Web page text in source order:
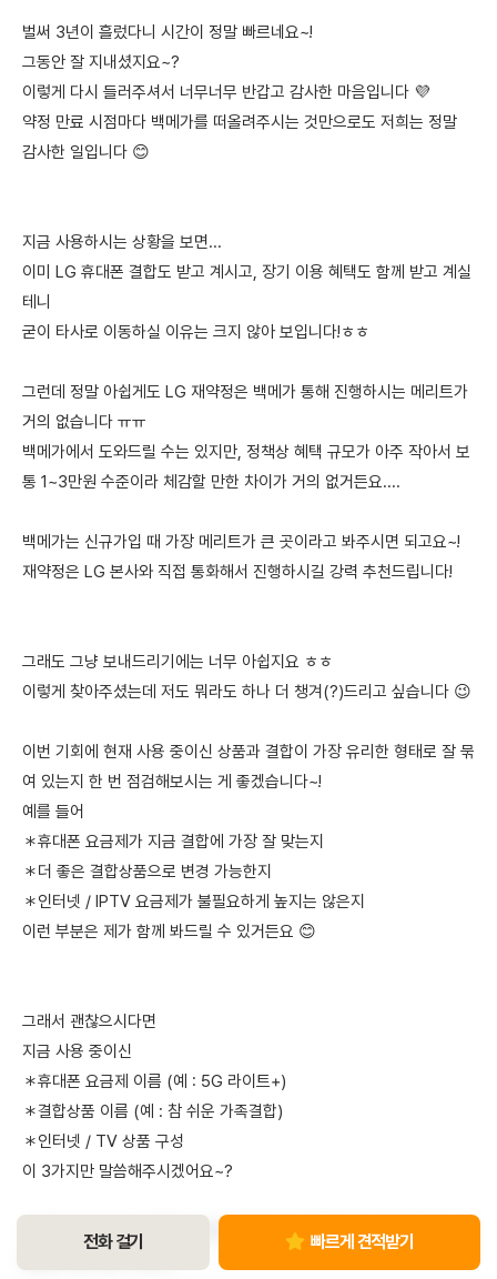
벌써 3년이 흘렀다니 시간이 정말 빠르네요~!
그동안 잘 지내셨지요~?
이렇게 다시 들러주셔서 너무너무 반갑고 감사한 마음입니다 💜
약정 만료 시점마다 백메가를 떠올려주시는 것만으로도 저희는 정말
감사한 일입니다 😊
지금 사용하시는 상황을 보면...
이미 LG 휴대폰 결합도 받고 계시고, 장기 이용 혜택도 함께 받고 계실
테니
굳이 타사로 이동하실 이유는 크지 않아 보입니다!ㅎㅎ
그런데 정말 아쉽게도 LG 재약정은 백메가 통해 진행하시는 메리트가
거의 없습니다 ㅠㅠ
백메가에서 도와드릴 수는 있지만, 정책상 혜택 규모가 아주 작아서 보
통 1~3만원 수준이라 체감할 만한 차이가 거의 없거든요....
백메가는 신규가입 때 가장 메리트가 큰 곳이라고 봐주시면 되고요~!
재약정은 LG 본사와 직접 통화해서 진행하시길 강력 추천드립니다!
그래도 그냥 보내드리기에는 너무 아쉽지요 ㅎㅎ
이렇게 찾아주셨는데 저도 뭐라도 하나 더 챙겨(?)드리고 싶습니다 😉
이번 기회에 현재 사용 중이신 상품과 결합이 가장 유리한 형태로 잘 묶
여 있는지 한 번 점검해보시는 게 좋겠습니다~!
예를 들어
＊휴대폰 요금제가 지금 결합에 가장 잘 맞는지
＊더 좋은 결합상품으로 변경 가능한지
＊인터넷 / IPTV 요금제가 불필요하게 높지는 않은지
이런 부분은 제가 함께 봐드릴 수 있거든요 😊
그래서 괜찮으시다면
지금 사용 중이신
＊휴대폰 요금제 이름 (예 : 5G 라이트+)
＊결합상품 이름 (예 : 참 쉬운 가족결합)
＊인터넷 / TV 상품 구성
이 3가지만 말씀해주시겠어요~?
그러면 제가 지금 상태를 그대로 유지하는 게 좋은지 / 다른 결합으로
전화 걸기 빠르게 견적받기